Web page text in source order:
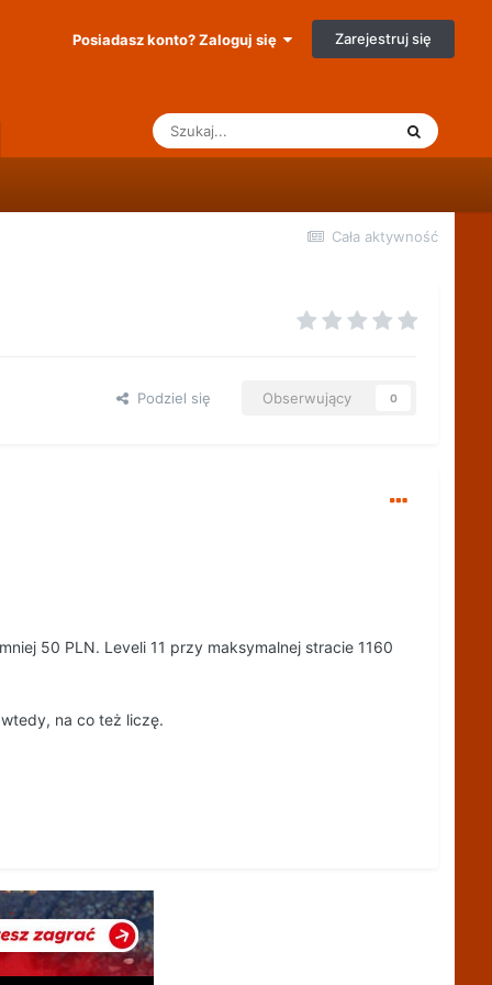
Posiadasz konto? Zaloguj się Zarejestruj się
Cała aktywność
Podziel się Obserwujący 0
50 PLN. Leveli 11 przy maksymalnej stracie 1160
na co też liczę.